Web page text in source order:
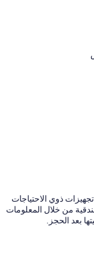
ذوي الاحتياجات
من خلال المعلومات
بعد الحجز.